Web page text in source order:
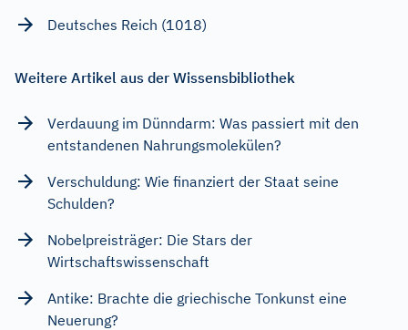
Deutsches Reich (1018)
Weitere Artikel aus der Wissensbibliothek
Verdauung im Dünndarm: Was passiert mit den
entstandenen Nahrungsmolekülen?
Verschuldung: Wie finanziert der Staat seine
Schulden?
Nobelpreisträger: Die Stars der
Wirtschaftswissenschaft
Antike: Brachte die griechische Tonkunst eine
Neuerung?